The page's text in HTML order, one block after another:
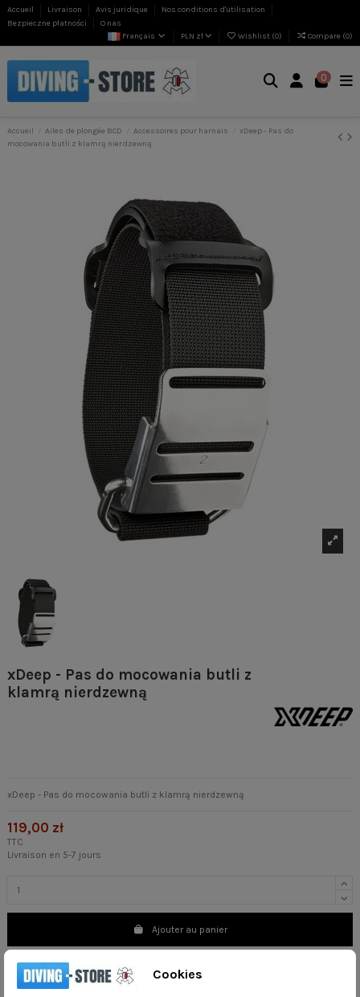
Accueil Livraison Avis juridique
Nos conditions d'utilisation
Bezpieczne płatności
O nas
Français
PLN zł Wishlist (0) Compare (0)
0
Accueil Ailes de plongée BCD Accessoires pour harnais
xDeep - Pas do
mocowania butli z klamrą nierdzewną
xDeep - Pas do mocowania butli z
klamrą nierdzewną
xDeep - Pas do mocowania butli z klamrą nierdzewną
119,00 zł
TTC
Livraison en 5-7 jours
Ajouter au panier
Cookies